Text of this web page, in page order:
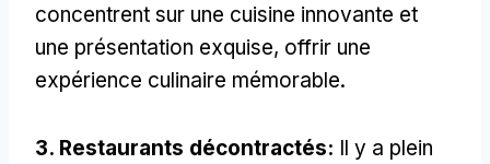
concentrent sur une cuisine innovante et
une présentation exquise, offrir une
expérience culinaire mémorable.
3. Restaurants décontractés: Il y a plein